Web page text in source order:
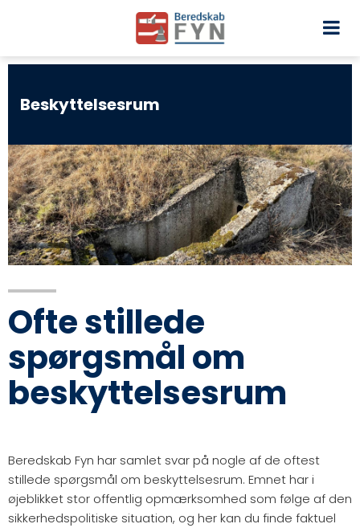
Beskyttelsesrum
Ofte stillede
spørgsmål om
beskyttelsesrum
Beredskab Fyn har samlet svar på nogle af de oftest
stillede spørgsmål om beskyttelsesrum. Emnet har i
øjeblikket stor offentlig opmærksomhed som følge af den
sikkerhedspolitiske situation, og her kan du finde faktuel